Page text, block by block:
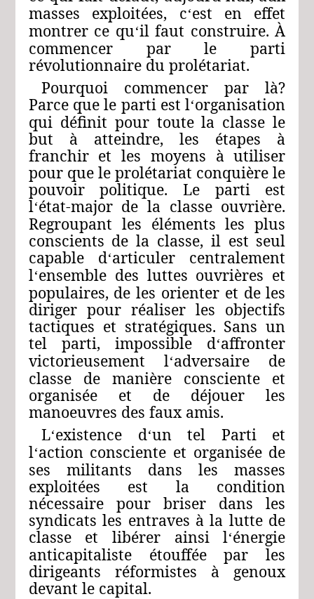
masses exploitées, c‘est en effet
montrer ce qu‘il faut construire. À
commencer par le parti
révolutionnaire du prolétariat.
Pourquoi commencer par là?
Parce que le parti est l‘organisation
qui définit pour toute la classe le
but à atteindre, les étapes à
franchir et les moyens à utiliser
pour que le prolétariat conquière le
pouvoir politique. Le parti est
l‘état-major de la classe ouvrière.
Regroupant les éléments les plus
conscients de la classe, il est seul
capable d‘articuler centralement
l‘ensemble des luttes ouvrières et
populaires, de les orienter et de les
diriger pour réaliser les objectifs
tactiques et stratégiques. Sans un
tel parti, impossible d‘affronter
victorieusement l‘adversaire de
classe de manière consciente et
organisée et de déjouer les
manoeuvres des faux amis.
L‘existence d‘un tel Parti et
l‘action consciente et organisée de
ses militants dans les masses
exploitées est la condition
nécessaire pour briser dans les
syndicats les entraves à la lutte de
classe et libérer ainsi l‘énergie
anticapitaliste étouffée par les
dirigeants réformistes à genoux
devant le capital.